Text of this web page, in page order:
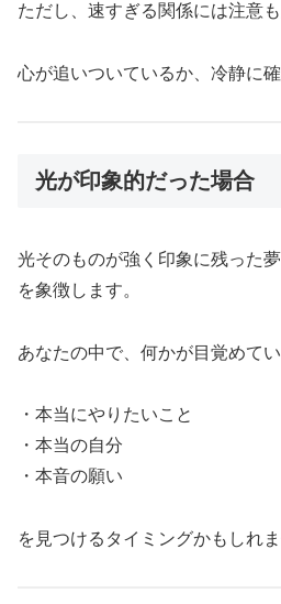
ただし、速すぎる関係には注意も
心が追いついているか、冷静に
光が印象的だった場合
光そのものが強く印象に残った
を象徴します。
あなたの中で、何かが目覚めてい
・本当にやりたいこと
・本当の自分
・本音の願い
を見つけるタイミングかもしれま